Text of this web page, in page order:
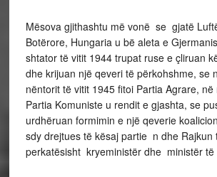
Mësova gjithashtu më vonë se gjatë
Botërore, Hungaria u bë aleta e
shtator të vitit 1944 trupat ruse e çliruan
dhe krijuan një qeveri të përkohshme, se
nëntorit të vitit 1945 fitoi Partia Agrare,
Partia Komuniste u rendit e gjashta, se
urdhëruan formimin e një qeverie
sdy drejtues të kësaj partie n dhe Rajkun
perkatësisht kryeministër dhe ministër të